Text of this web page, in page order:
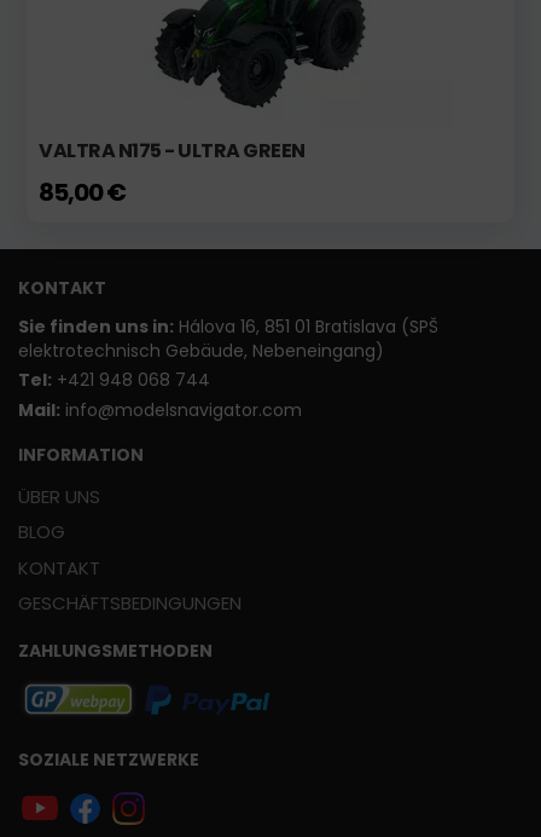
VALTRA N175 - ULTRA GREEN
85,00 €
KONTAKT
Sie finden uns in: Hálova 16, 851 01 Bratislava (SPŠ
elektrotechnisch Gebäude, Nebeneingang)
Tel: +421 948 068 744
Mail: info@modelsnavigator.com
INFORMATION
ÜBER UNS
BLOG
KONTAKT
GESCHÄFTSBEDINGUNGEN
ZAHLUNGSMETHODEN
SOZIALE NETZWERKE